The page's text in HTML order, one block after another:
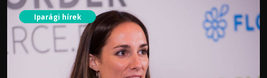
Iparági hírek